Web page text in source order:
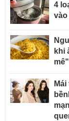
4
vào
khi
mê"